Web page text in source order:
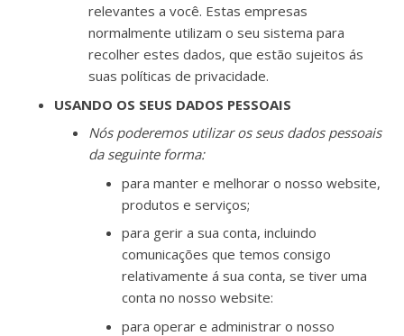
relevantes a você. Estas empresas
normalmente utilizam o seu sistema para
recolher estes dados, que estão sujeitos ás
suas políticas de privacidade.
USANDO OS SEUS DADOS PESSOAIS
Nós poderemos utilizar os seus dados pessoais
da seguinte forma:
para manter e melhorar o nosso website,
produtos e serviços;
para gerir a sua conta, incluindo
comunicações que temos consigo
relativamente á sua conta, se tiver uma
conta no nosso website:
para operar e administrar o nosso